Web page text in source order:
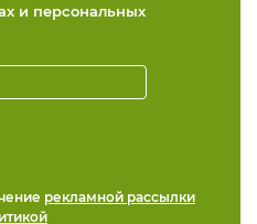
и персональных
рекламной рассылки